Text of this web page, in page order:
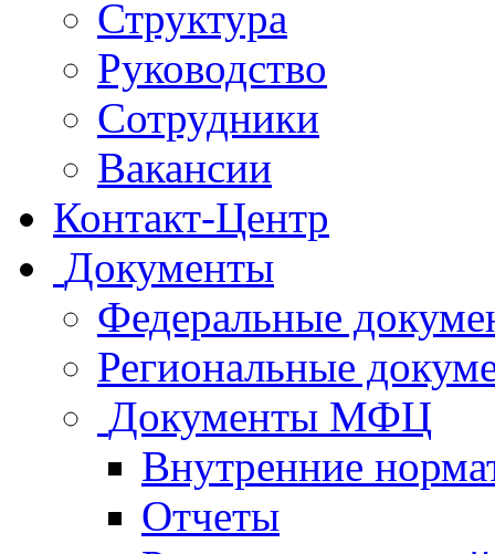
Структура
Руководство
Сотрудники
Вакансии
Контакт-Центр
Документы
Федеральные
Региональные
Документы МФЦ
Внутренние
Отчеты